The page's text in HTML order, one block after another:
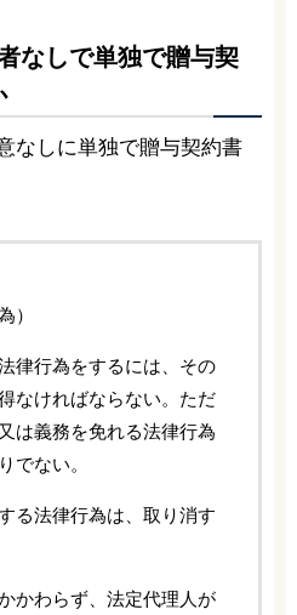
なしで単独で贈与契
なしに単独で贈与契約書
）
律行為をするには、その
なければならない。ただ
は義務を免れる法律行為
でない。
る法律行為は、取り消す
かわらず、法定代理人が